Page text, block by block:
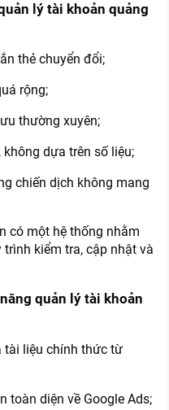
lý tài khoản quảng
thẻ chuyển đổi;
rộng;
thường xuyên;
dựa trên số liệu;
chiến dịch không mang
có một hệ thống nhằm
kiểm tra, cập nhật và
quản lý tài khoản
tài liệu chính thức từ
toàn diện về Google Ads;